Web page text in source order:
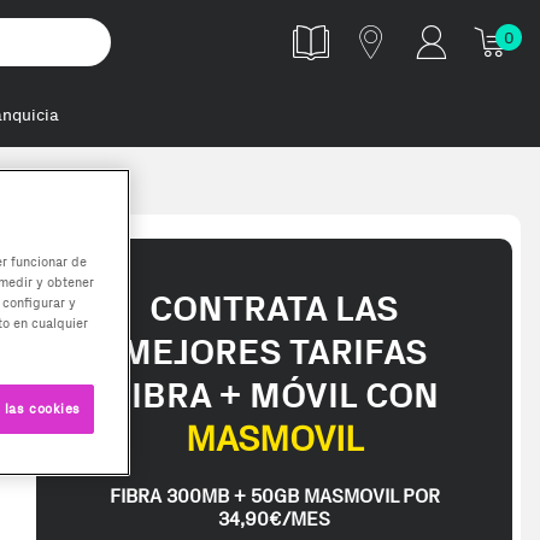
0
CONTRATA LAS
MEJORES TARIFAS
FIBRA + MÓVIL CON
MASMOVIL
FIBRA 300MB + 50GB MASMOVIL POR
34,90€/MES
funcionar de
y obtener
y
en cualquier
cookies